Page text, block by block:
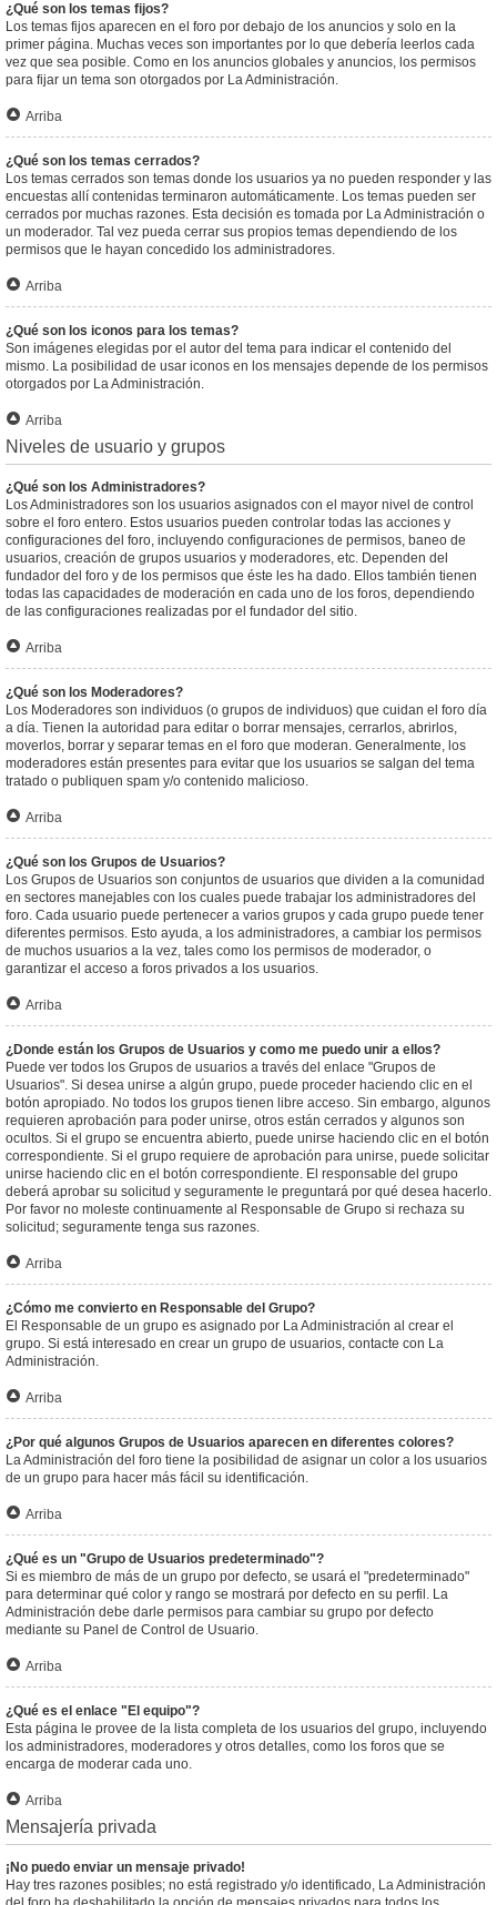
¿Qué son los temas fijos?
Los temas fijos aparecen en el foro por debajo de los anuncios y solo en la
primer página. Muchas veces son importantes por lo que debería leerlos cada
vez que sea posible. Como en los anuncios globales y anuncios, los permisos
para fijar un tema son otorgados por La Administración.
Arriba
¿Qué son los temas cerrados?
Los temas cerrados son temas donde los usuarios ya no pueden responder y las
encuestas allí contenidas terminaron automáticamente. Los temas pueden ser
cerrados por muchas razones. Esta decisión es tomada por La Administración o
un moderador. Tal vez pueda cerrar sus propios temas dependiendo de los
permisos que le hayan concedido los administradores.
Arriba
¿Qué son los iconos para los temas?
Son imágenes elegidas por el autor del tema para indicar el contenido del
mismo. La posibilidad de usar iconos en los mensajes depende de los permisos
otorgados por La Administración.
Arriba
Niveles de usuario y grupos
¿Qué son los Administradores?
Los Administradores son los usuarios asignados con el mayor nivel de control
sobre el foro entero. Estos usuarios pueden controlar todas las acciones y
configuraciones del foro, incluyendo configuraciones de permisos, baneo de
usuarios, creación de grupos usuarios y moderadores, etc. Dependen del
fundador del foro y de los permisos que éste les ha dado. Ellos también tienen
todas las capacidades de moderación en cada uno de los foros, dependiendo
de las configuraciones realizadas por el fundador del sitio.
Arriba
¿Qué son los Moderadores?
Los Moderadores son individuos (o grupos de individuos) que cuidan el foro día
a día. Tienen la autoridad para editar o borrar mensajes, cerrarlos, abrirlos,
moverlos, borrar y separar temas en el foro que moderan. Generalmente, los
moderadores están presentes para evitar que los usuarios se salgan del tema
tratado o publiquen spam y/o contenido malicioso.
Arriba
¿Qué son los Grupos de Usuarios?
Los Grupos de Usuarios son conjuntos de usuarios que dividen a la comunidad
en sectores manejables con los cuales puede trabajar los administradores del
foro. Cada usuario puede pertenecer a varios grupos y cada grupo puede tener
diferentes permisos. Esto ayuda, a los administradores, a cambiar los permisos
de muchos usuarios a la vez, tales como los permisos de moderador, o
garantizar el acceso a foros privados a los usuarios.
Arriba
¿Donde están los Grupos de Usuarios y como me puedo unir a ellos?
Puede ver todos los Grupos de usuarios a través del enlace "Grupos de
Usuarios". Si desea unirse a algún grupo, puede proceder haciendo clic en el
botón apropiado. No todos los grupos tienen libre acceso. Sin embargo, algunos
requieren aprobación para poder unirse, otros están cerrados y algunos son
ocultos. Si el grupo se encuentra abierto, puede unirse haciendo clic en el botón
correspondiente. Si el grupo requiere de aprobación para unirse, puede solicitar
unirse haciendo clic en el botón correspondiente. El responsable del grupo
deberá aprobar su solicitud y seguramente le preguntará por qué desea hacerlo.
Por favor no moleste continuamente al Responsable de Grupo si rechaza su
solicitud; seguramente tenga sus razones.
Arriba
¿Cómo me convierto en Responsable del Grupo?
El Responsable de un grupo es asignado por La Administración al crear el
grupo. Si está interesado en crear un grupo de usuarios, contacte con La
Administración.
Arriba
¿Por qué algunos Grupos de Usuarios aparecen en diferentes colores?
La Administración del foro tiene la posibilidad de asignar un color a los usuarios
de un grupo para hacer más fácil su identificación.
Arriba
¿Qué es un "Grupo de Usuarios predeterminado"?
Si es miembro de más de un grupo por defecto, se usará el "predeterminado"
para determinar qué color y rango se mostrará por defecto en su perfil. La
Administración debe darle permisos para cambiar su grupo por defecto
mediante su Panel de Control de Usuario.
Arriba
¿Qué es el enlace "El equipo"?
Esta página le provee de la lista completa de los usuarios del grupo, incluyendo
los administradores, moderadores y otros detalles, como los foros que se
encarga de moderar cada uno.
Arriba
Mensajería privada
¡No puedo enviar un mensaje privado!
Hay tres razones posibles; no está registrado y/o identificado, La Administración